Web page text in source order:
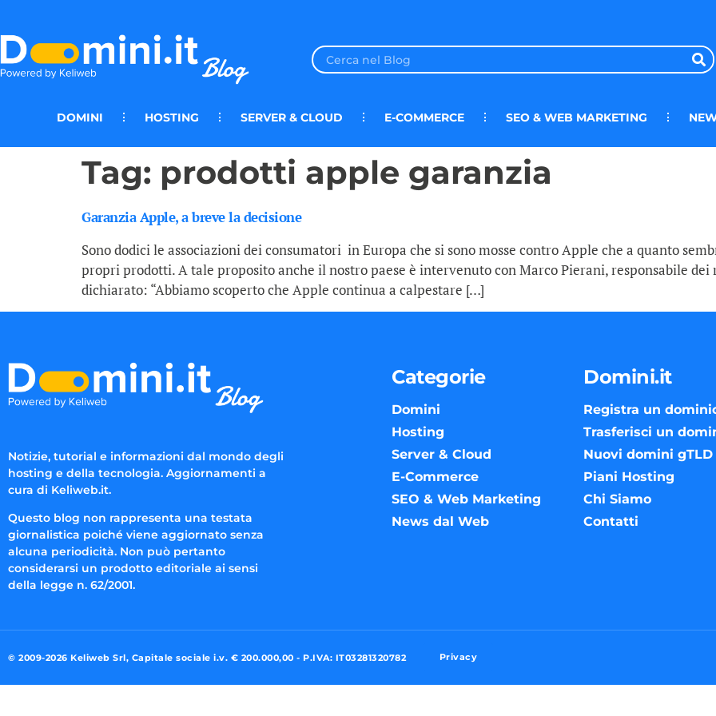
DOMINI HOSTING SERVER & CLOUD E-COMMERCE SEO & WEB MARKETING
Tag: prodotti apple garanzia
Garanzia Apple, a breve la decisione
Sono dodici le associazioni dei consumatori in Europa che si sono mosse contro Apple che a quanto
propri prodotti. A tale proposito anche il nostro paese è intervenuto con Marco Pierani, responsabile
dichiarato: “Abbiamo scoperto che Apple continua a calpestare […]
Notizie, tutorial e informazioni dal mondo degli
hosting e della tecnologia. Aggiornamenti a
cura di Keliweb.it.
Questo blog non rappresenta una testata
giornalistica poiché viene aggiornato senza
alcuna periodicità. Non può pertanto
considerarsi un prodotto editoriale ai sensi
della legge n. 62/2001.
Categorie
Domini
Hosting
Server & Cloud
E-Commerce
SEO & Web Marketing
News dal Web
Domini.it
Registra un
Trasferisci un
Nuovi domini gTLD
Piani Hosting
Chi Siamo
Contatti
© 2009-2026 Keliweb Srl, Capitale sociale i.v. € 200.000,00 - P.IVA: IT03281320782 Privacy